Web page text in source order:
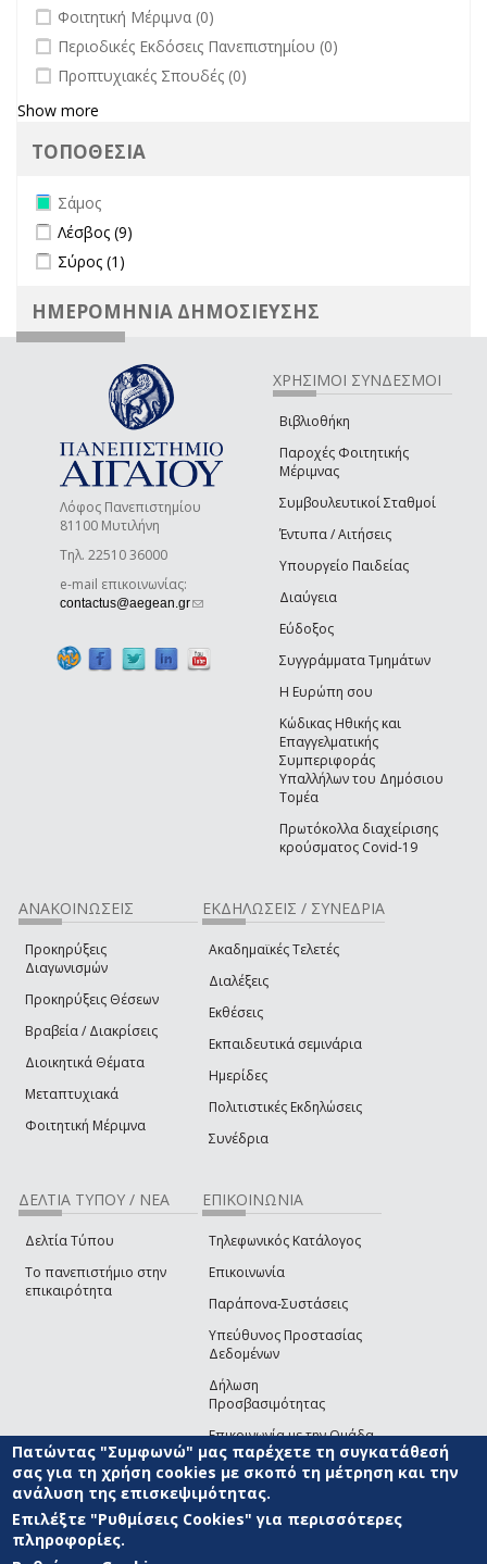
undefined
Φοιτητική Μέριμνα (0)
undefined
Περιοδικές Εκδόσεις Πανεπιστημίου (0)
undefined
Προπτυχιακές Σπουδές (0)
Show more
ΤΟΠΟΘΕΣΙΑ
Remove Σάμος filter
Σάμος
Apply Λέσβος filter
Λέσβος (9)
Apply Σύρος filter
Σύρος (1)
ΗΜΕΡΟΜΗΝΙΑ ΔΗΜΟΣΙΕΥΣΗΣ
Λόφος Πανεπιστημίου
81100 Μυτιλήνη
Τηλ. 22510 36000
e-mail επικοινωνίας:
contactus@aegean.gr(link sends e-mail)
ΧΡΗΣΙΜΟΙ ΣΥΝΔΕΣΜΟΙ
Βιβλιοθήκη
Παροχές Φοιτητικής
Μέριμνας
Συμβουλευτικοί Σταθμοί
Έντυπα / Αιτήσεις
Υπουργείο Παιδείας
Διαύγεια
Εύδοξος
Συγγράμματα Τμημάτων
Η Ευρώπη σου
Κώδικας Ηθικής και
Επαγγελματικής
Συμπεριφοράς
Υπαλλήλων του Δημόσιου
Τομέα
Πρωτόκολλα διαχείρισης
κρούσματος Covid-19
ΑΝΑΚΟΙΝΩΣΕΙΣ
Προκηρύξεις
Διαγωνισμών
Προκηρύξεις Θέσεων
Βραβεία / Διακρίσεις
Διοικητικά Θέματα
Μεταπτυχιακά
Φοιτητική Μέριμνα
ΕΚΔΗΛΩΣΕΙΣ / ΣΥΝΕΔΡΙΑ
Ακαδημαϊκές Τελετές
Διαλέξεις
Εκθέσεις
Εκπαιδευτικά σεμινάρια
Ημερίδες
Πολιτιστικές Εκδηλώσεις
Συνέδρια
ΔΕΛΤΙΑ ΤΥΠΟΥ / ΝΕΑ
Δελτία Τύπου
Το πανεπιστήμιο στην
επικαιρότητα
ΕΠΙΚΟΙΝΩΝΙΑ
Τηλεφωνικός Κατάλογος
Επικοινωνία
Παράπονα-Συστάσεις
Υπεύθυνος Προστασίας
Δεδομένων
Δήλωση
Προσβασιμότητας
Επικοινωνία με την Ομάδα
Ανάπτυξης του site(link sends e-mail)
© ΠΑΝΕΠΙΣΤΗΜΙΟ ΑΙΓΑΙΟΥ ΟΡΟΙ ΧΡΗΣΗΣ
ΑΝΑΠΤΥΞΗΣ
Πατώντας "Συμφωνώ" μας παρέχετε τη συγκατάθεσή
σας για τη χρήση cookies με σκοπό τη μέτρηση και την
ανάλυση της επισκεψιμότητας.
Επιλέξτε "Ρυθμίσεις Cookies" για περισσότερες
πληροφορίες.